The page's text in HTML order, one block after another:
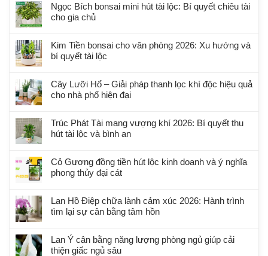
Ngọc Bích bonsai mini hút tài lộc: Bí quyết chiêu tài
cho gia chủ
Kim Tiền bonsai cho văn phòng 2026: Xu hướng và
bí quyết tài lộc
Cây Lưỡi Hổ – Giải pháp thanh lọc khí độc hiệu quả
cho nhà phố hiện đại
Trúc Phát Tài mang vượng khí 2026: Bí quyết thu
hút tài lộc và bình an
Cỏ Gương đồng tiền hút lộc kinh doanh và ý nghĩa
phong thủy đại cát
Lan Hồ Điệp chữa lành cảm xúc 2026: Hành trình
tìm lại sự cân bằng tâm hồn
Lan Ý cân bằng năng lượng phòng ngủ giúp cải
thiện giấc ngủ sâu